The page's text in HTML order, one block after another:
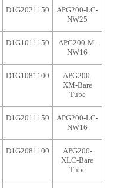
D1G2021150
APG200-LC-
NW25
D1G1011150
APG200-M-
NW16
D1G1081100
APG200-
XM-Bare
Tube
D1G2011150
APG200-LC-
NW16
D1G2081100
APG200-
XLC-Bare
Tube